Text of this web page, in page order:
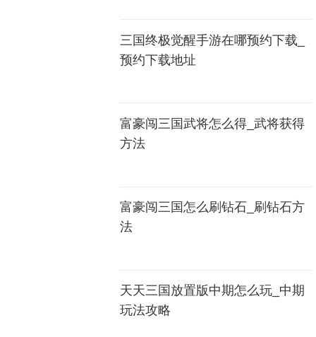
三国终极觉醒手游在哪预约下载_
预约下载地址
富豪闯三国武将怎么得_武将获得
方法
富豪闯三国怎么刷钻石_刷钻石方
法
天天三国放置版中期怎么玩_中期
玩法攻略